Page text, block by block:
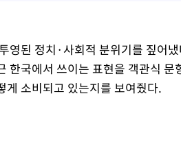
영된 정치·사회적 분위기를 짚어
국에서 쓰이는 표현을 객관식 문
게 소비되고 있는지를 보여줬다.